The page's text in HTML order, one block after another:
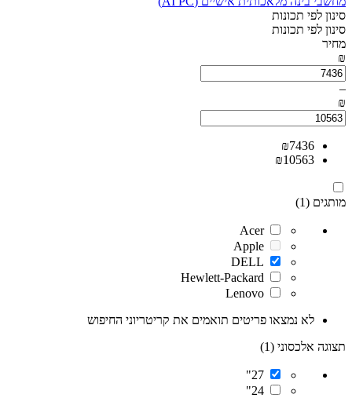
סינון לפי תכונות
סינון לפי תכונות
מחיר
₪
–
₪
₪7436
₪10563
מותגים (1)
Acer
Apple
DELL
Hewlett-Packard
Lenovo
לא נמצאו פריטים תואמים את קריטריוני החיפוש
תצוגה אלכסוני (1)
27"
24"